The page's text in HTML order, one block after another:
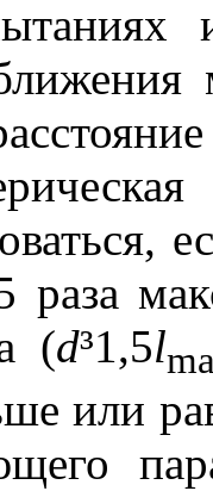
раза
(d³1,5l
или